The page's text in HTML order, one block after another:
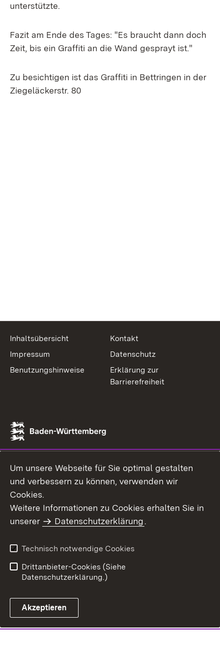
unterstützte.
Fazit am Ende des Tages: "Es braucht dann doch
Zeit, bis ein Graffiti an die Wand gesprayt ist."
Zu besichtigen ist das Graffiti in Bettringen in der
Ziegeläckerstr. 80
Inhaltsübersicht
Kontakt
Impressum
Datenschutz
Benutzungshinweise
Erklärung zur
Barrierefreiheit
Um unsere Webseite für Sie optimal gestalten
und verbessern zu können, verwenden wir
Cookies.
Weitere Informationen zu Cookies erhalten Sie in
unserer
Datenschutzerklärung.
Technisch notwendige Cookies
Drittanbieter-Cookies (Siehe
Datenschutzerklärung.)
Akzeptieren